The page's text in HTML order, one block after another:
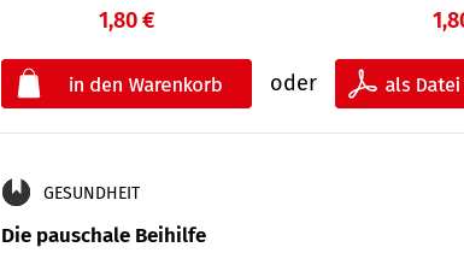
1,80 €
oder
GESUNDHEIT
Die pauschale Beihilfe